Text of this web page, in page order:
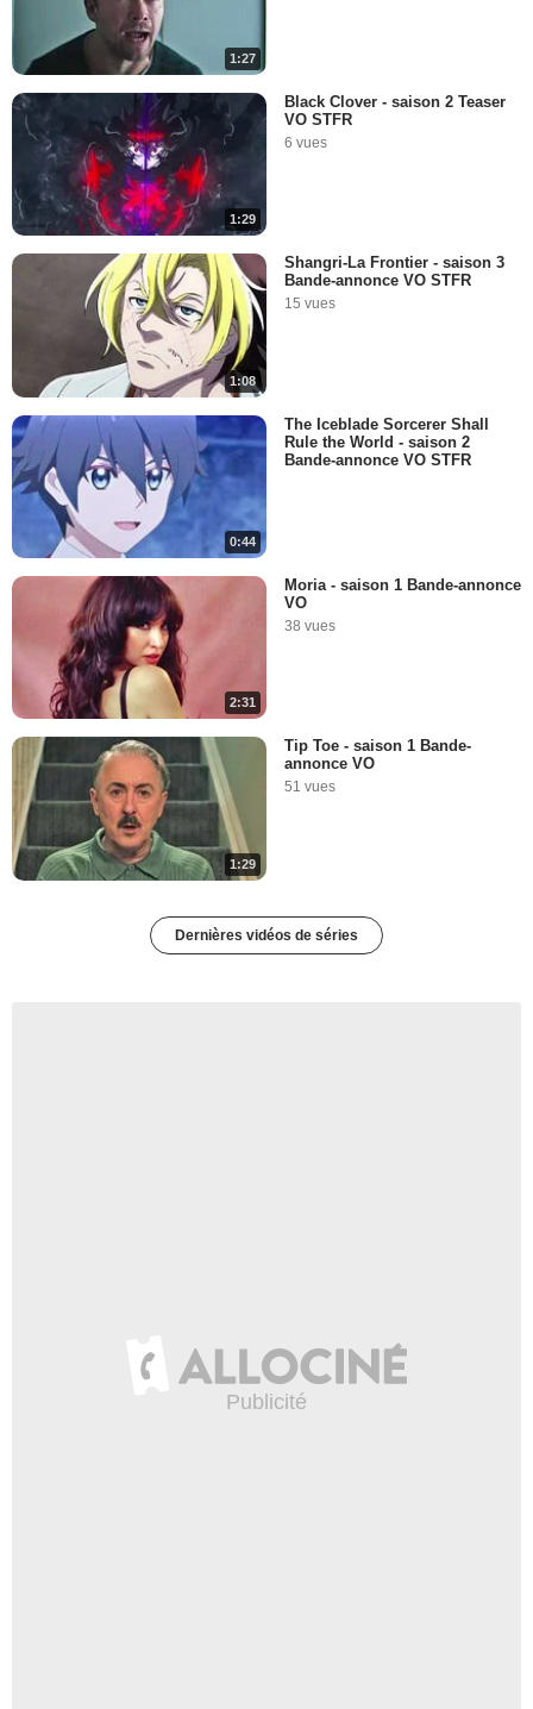
1:27
1:29
Black Clover - saison 2 Teaser
VO STFR
6 vues
1:08
Shangri-La Frontier - saison 3
Bande-annonce VO STFR
15 vues
0:44
The Iceblade Sorcerer Shall
Rule the World - saison 2
Bande-annonce VO STFR
2:31
Moria - saison 1 Bande-annonce
VO
38 vues
1:29
Tip Toe - saison 1 Bande-
annonce VO
51 vues
Dernières vidéos de séries